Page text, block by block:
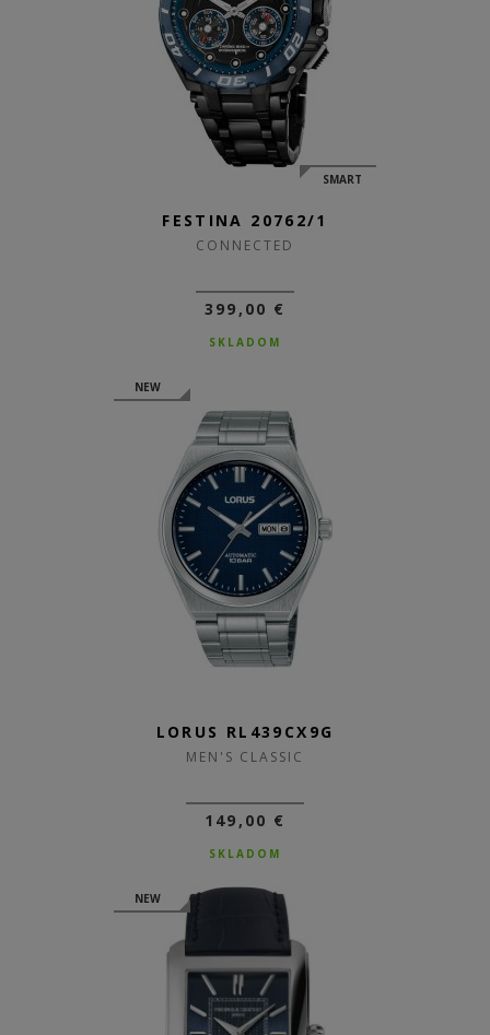
SMART
FESTINA 20762/1
CONNECTED
399,00 €
SKLADOM
NEW
LORUS RL439CX9G
MEN'S CLASSIC
149,00 €
SKLADOM
NEW